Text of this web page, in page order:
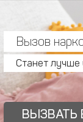
Вызов
Станет
ВЫЗВАТЬ